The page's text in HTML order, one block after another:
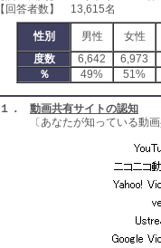
【回答者数】 13,615名
性別 男性 女性
度数
6,642 6,973
％
49% 51%
１．
動画共有サイトの認知
〔あなたが知っている動